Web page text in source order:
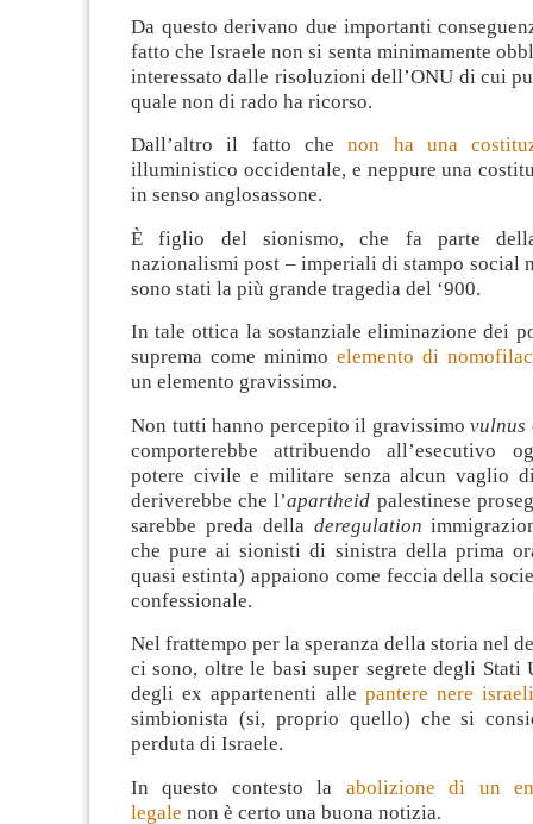
Da questo derivano due importanti
fatto che Israele non si senta minimamente
interessato dalle risoluzioni dell’ONU di cui
quale non di rado ha ricorso.
Dall’altro il fatto chenon ha una
illuministico occidentale, e neppure una
in senso anglosassone.
È figlio del sionismo, che fa parte
nazionalismi post – imperiali di stampo social
sono stati la più grande tragedia del ‘900.
In tale ottica la sostanziale eliminazione dei
suprema come minimo elemento di
un elemento gravissimo.
Non tutti hanno percepito il gravissimovulnus
comporterebbe attribuendo all’esecutivo
potere civile e militare senza alcun vaglio
deriverebbe che l’apartheid palestinese
sarebbe preda della deregulation
che pure ai sionisti di sinistra della prima
quasi estinta) appaiono come feccia della
confessionale.
Nel frattempo per la speranza della storia nel
ci sono, oltre le basi super segrete degli Stati
degli ex appartenenti alle pantere nere
simbionista (si, proprio quello) che si
perduta di Israele.
In questo contesto la abolizione di un
legale non è certo una buona notizia.